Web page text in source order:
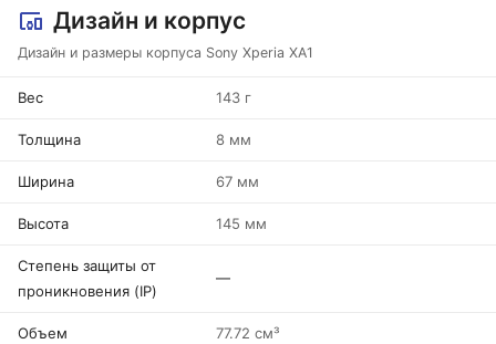
Дизайн и корпус
Дизайн и размеры корпуса Sony Xperia XA1
Вес 143 г
Толщина 8 мм
Ширина 67 мм
Высота 145 мм
Степень защиты от
проникновения (IP)
—
Объем 77.72 см³